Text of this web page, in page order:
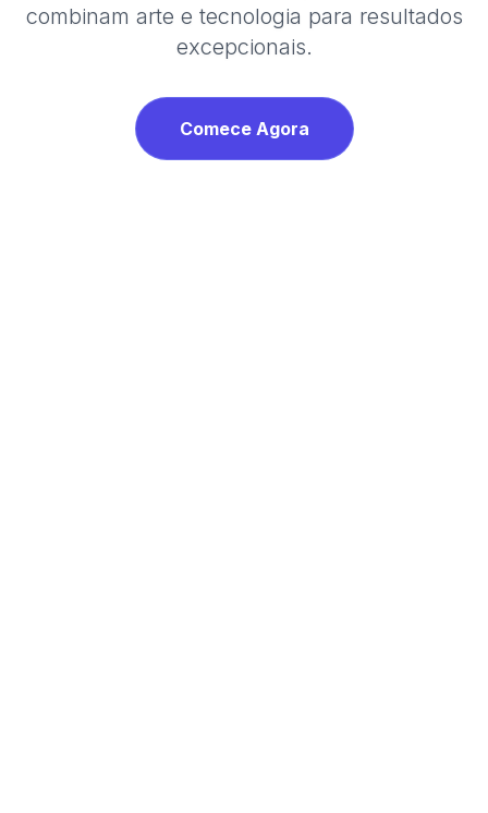
combinam arte e tecnologia para resultados
excepcionais.
Comece Agora